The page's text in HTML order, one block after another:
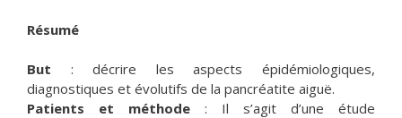
Résumé
But : décrire les aspects épidémiologiques,
diagnostiques et évolutifs de la pancréatite aiguë.
Patients et méthode : Il s’agit d’une étude